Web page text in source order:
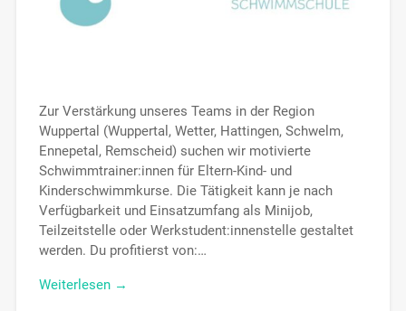
Zur Verstärkung unseres Teams in der Region
Wuppertal (Wuppertal, Wetter, Hattingen, Schwelm,
Ennepetal, Remscheid) suchen wir motivierte
Schwimmtrainer:innen für Eltern-Kind- und
Kinderschwimmkurse. Die Tätigkeit kann je nach
Verfügbarkeit und Einsatzumfang als Minijob,
Teilzeitstelle oder Werkstudent:innenstelle gestaltet
werden. Du profitierst von:…
Weiterlesen →